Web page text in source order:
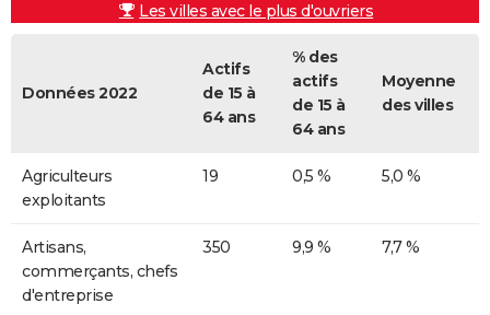
Les villes avec le plus d'ouvriers
Données 2022
Actifs
de 15 à
64 ans
% des
actifs
de 15 à
64 ans
Moyenne
des villes
Agriculteurs
exploitants
19 0,5 % 5,0 %
Artisans,
commerçants, chefs
d'entreprise
350 9,9 % 7,7 %